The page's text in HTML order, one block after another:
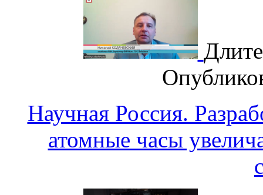
Научная Россия.
атомные часы